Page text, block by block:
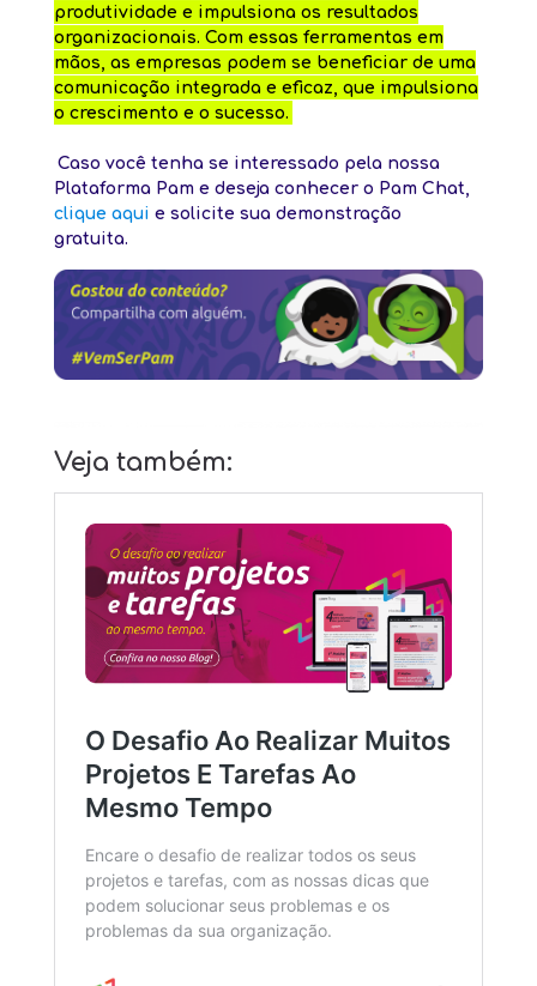
produtividade e impulsiona os resultados
organizacionais. Com essas ferramentas em
mãos, as empresas podem se beneficiar de uma
comunicação integrada e eficaz, que impulsiona
o crescimento e o sucesso.
Caso você tenha se interessado pela nossa
Plataforma Pam e deseja conhecer o Pam Chat,
clique aqui e solicite sua demonstração
gratuita.
Veja também: